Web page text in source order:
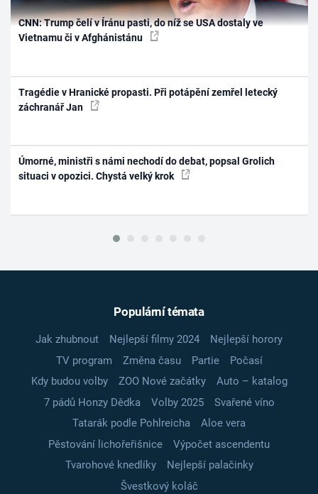
CNN: Trump čelí v Íránu pasti, do níž se USA dostaly ve
Vietnamu či v Afghánistánu
Tragédie v Hranické propasti. Při potápění zemřel letecký
záchranář Jan
Úmorné, ministři s námi nechodí do debat, popsal Grolich
situaci v opozici. Chystá velký krok
Populární témata
Jak zhubnout Nejlepší filmy 2024
Nejlepší horory
TV program
Změna času Partie
Počasí
Kdy budou volby
ZOO Nové začátky
Auto – katalog
7 pádů Honzy Dědka
Volby 2025
Svařené víno
Tatarák podle Pohlreicha
Aloe vera
Pěstování lichořeřišnice
Výpočet ascendentu
Tvarohové knedlíky
Nejlepší palačinky
Švestkový koláč